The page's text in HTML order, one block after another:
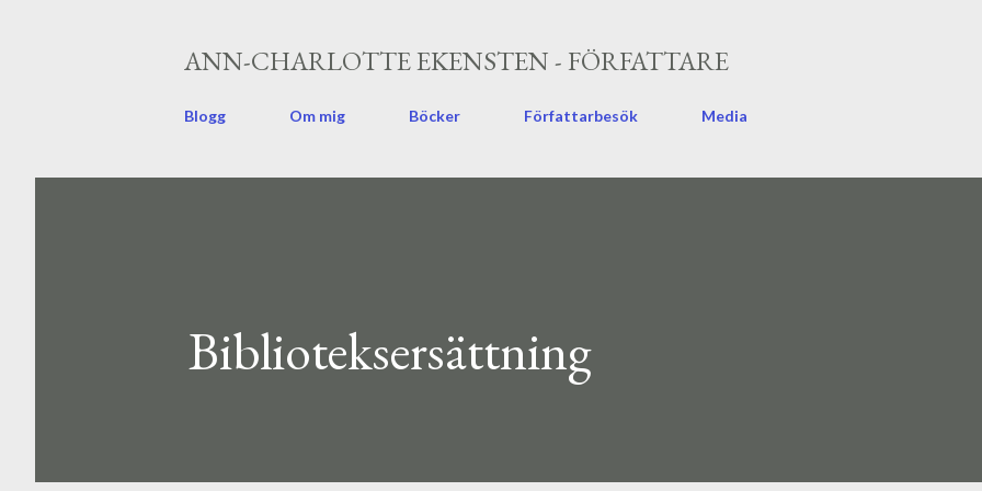
ANN-CHARLOTTE EKENSTEN - FÖRFATTARE
Blogg Om mig Böcker Författarbesök Media
Biblioteksersättning